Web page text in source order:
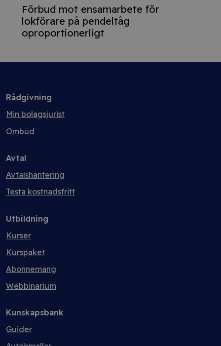
Förbud mot ensamarbete för
lokförare på pendeltåg
oproportionerligt
Rådgivning
Min bolagsjurist
Ombud
Avtal
Avtalshantering
Testa kostnadsfritt
Utbildning
Kurser
Kurspaket
Abonnemang
Webbinarium
Kunskapsbank
Guider